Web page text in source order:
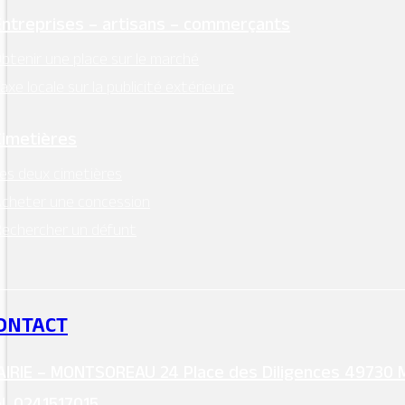
– artisans – commerçants
une place sur le marché
locale sur la publicité extérieure
deux cimetières
une concession
un défunt
– MONTSOREAU 24 Place des Diligences